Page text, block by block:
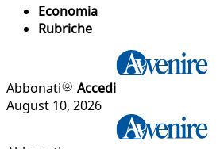
Economia
Rubriche
Abbonati
Accedi
August 10, 2026